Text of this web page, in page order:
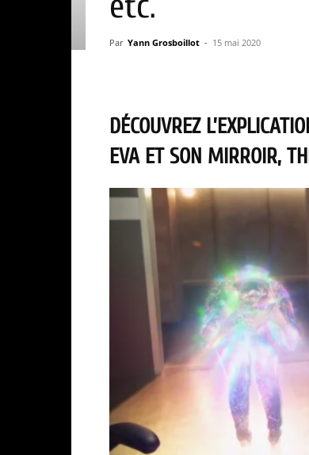
Par Yann Grosboillot - 15 mai 2020
DÉCOUVREZ
EVA ET SON MIRROIR,